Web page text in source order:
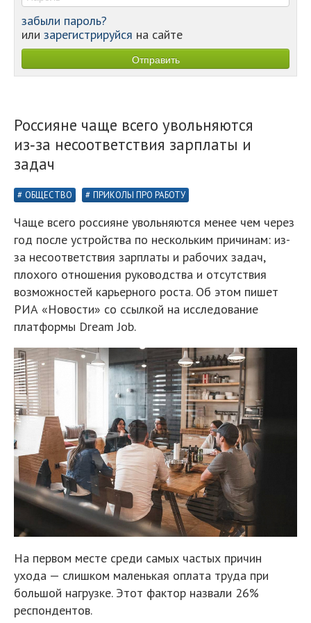
забыли пароль?
или зарегистрируйся на сайте
Россияне чаще всего увольняются
из‑за несоответствия зарплаты и
задач
ОБЩЕСТВО ПРИКОЛЫ ПРО РАБОТУ
Чаще всего россияне увольняются менее чем через
год после устройства по нескольким причинам: из-
за несоответствия зарплаты и рабочих задач,
плохого отношения руководства и отсутствия
возможностей карьерного роста. Об этом пишет
РИА «Новости» со ссылкой на исследование
платформы Dream Job.
На первом месте среди самых частых причин
ухода — слишком маленькая оплата труда при
большой нагрузке. Этот фактор назвали 26%
респондентов.